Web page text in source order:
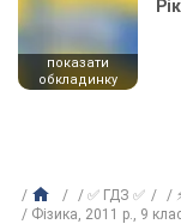
показати
обкладинку
✅ ГДЗ ✅
Фізика, 2011 р., 9